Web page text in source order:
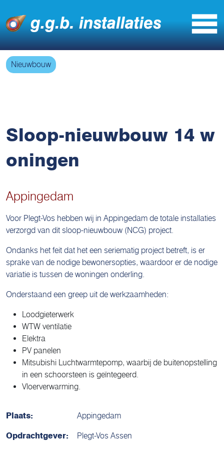
Nieuwbouw
Sloop-nieuwbouw 14 w
oningen
Appingedam
Voor Plegt-Vos hebben wij in Appingedam de totale installaties
verzorgd van dit sloop-nieuwbouw (NCG) project.
Ondanks het feit dat het een seriematig project betreft, is er
sprake van de nodige bewonersopties, waardoor er de nodige
variatie is tussen de woningen onderling.
Onderstaand een greep uit de werkzaamheden:
Loodgieterwerk
WTW ventilatie
Elektra
PV panelen
Mitsubishi Luchtwarmtepomp, waarbij de buitenopstelling
in een schoorsteen is geïntegeerd.
Vloerverwarming.
Plaats:
Opdrachtgever:
Appingedam
Plegt-Vos Assen